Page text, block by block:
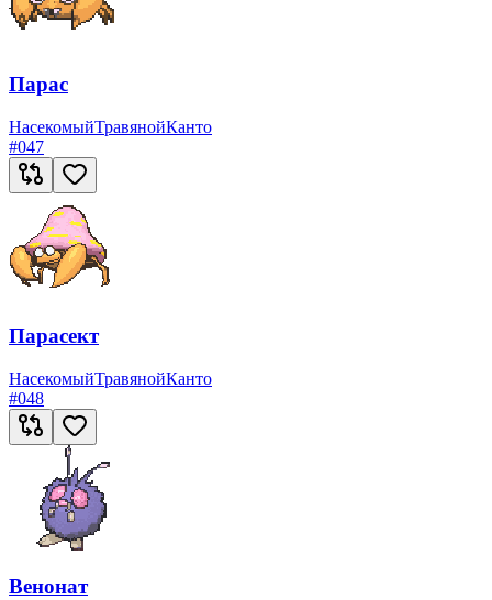
Парас
НасекомыйТравянойКанто
#047
Парасект
НасекомыйТравянойКанто
#048
Венонат